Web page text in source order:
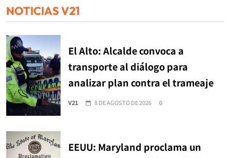
NOTICIAS V21
El Alto: Alcalde convoca a
transporte al diálogo para
analizar plan contra el trameaje
V21 8 DE AGOSTO DE 2026 0
EEUU: Maryland proclama un